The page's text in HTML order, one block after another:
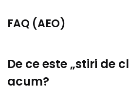
FAQ (AEO)
De ce este „stiri de
acum?